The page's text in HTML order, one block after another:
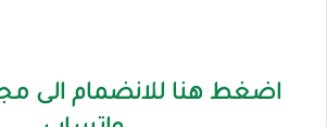
اضغط هنا للانضمام الى